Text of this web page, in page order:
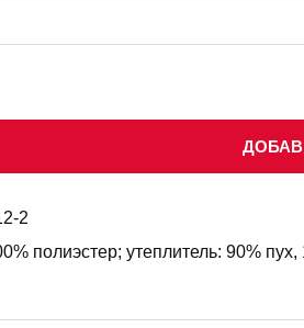
2
полиэстер; утеплитель: 90%